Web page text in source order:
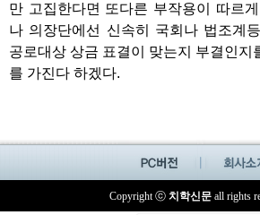
만 고집한다면 또다른 부작용이 따르
나 의장단에선 신속히 국회나 법조계
공로대상 상금 표결이 맞는지 부결인지
를 가진다 하겠다.
Copyright ⓒ 치학신문 all rights